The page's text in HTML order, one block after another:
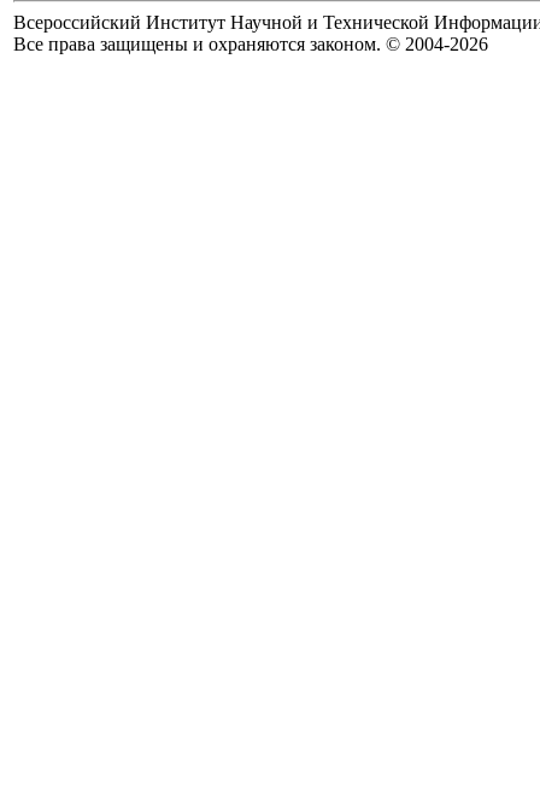
Всероссийский Институт Научной и Технической
Все права защищены и охраняются законом. © 2004-2026